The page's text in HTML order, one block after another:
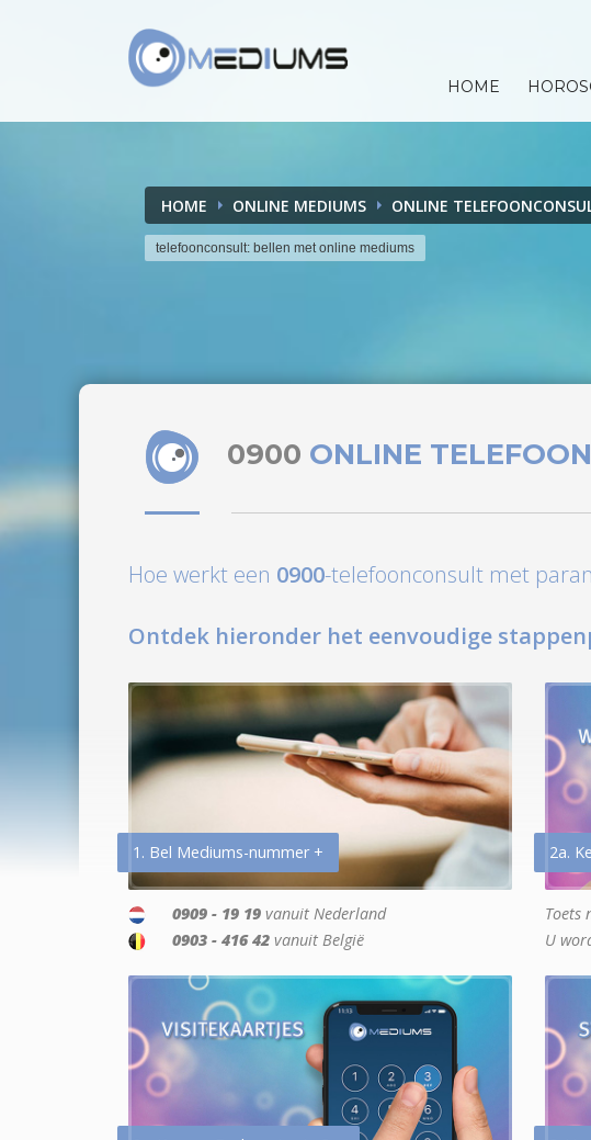
HOME
HOME ONLINE MEDIUMS ONLINE
telefoonconsult: bellen met online mediums
0900 ONLINE
Hoe werkt een 0900-telefoonconsult met
Ontdek hieronder het eenvoudige
1. Bel Mediums-nummer +
0909 - 19 19 vanuit Nederland
0903 - 416 42 vanuit België
2a.
Toets
U